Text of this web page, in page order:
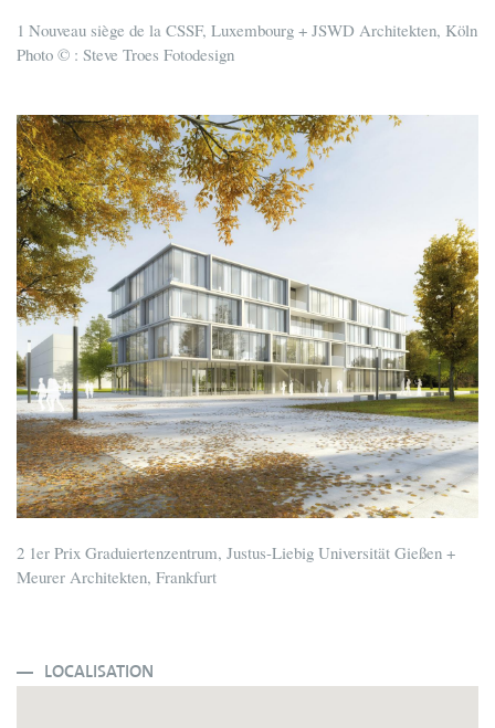
1 Nouveau siège de la CSSF, Luxembourg + JSWD Architekten, Köln
Photo © : Steve Troes Fotodesign
2 1er Prix Graduiertenzentrum, Justus-Liebig Universität Gießen +
Meurer Architekten, Frankfurt
LOCALISATION